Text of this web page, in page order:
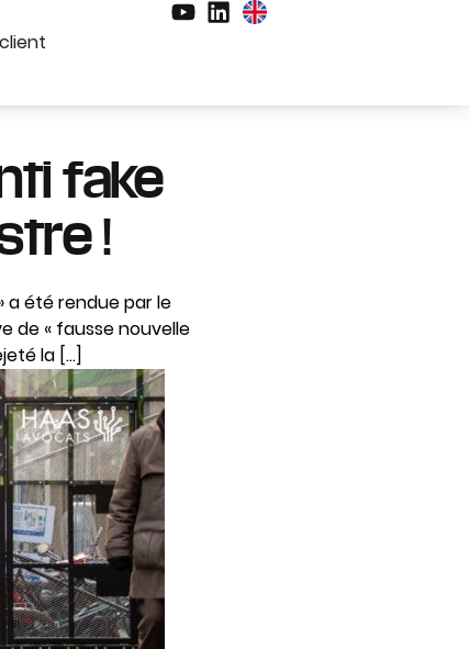
fake
!
a été rendue par le
de « fausse nouvelle
la […]